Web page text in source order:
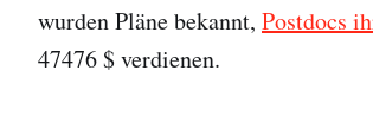
wurden Pläne bekannt, Postdocs
47476 $ verdienen.